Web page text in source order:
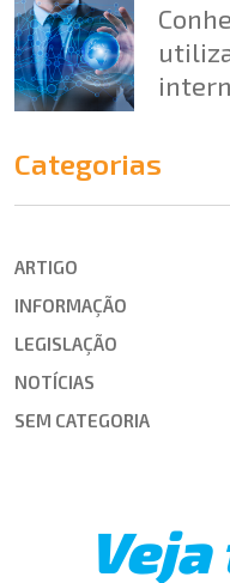
Categorias
ARTIGO
INFORMAÇÃO
LEGISLAÇÃO
NOTÍCIAS
SEM CATEGORIA